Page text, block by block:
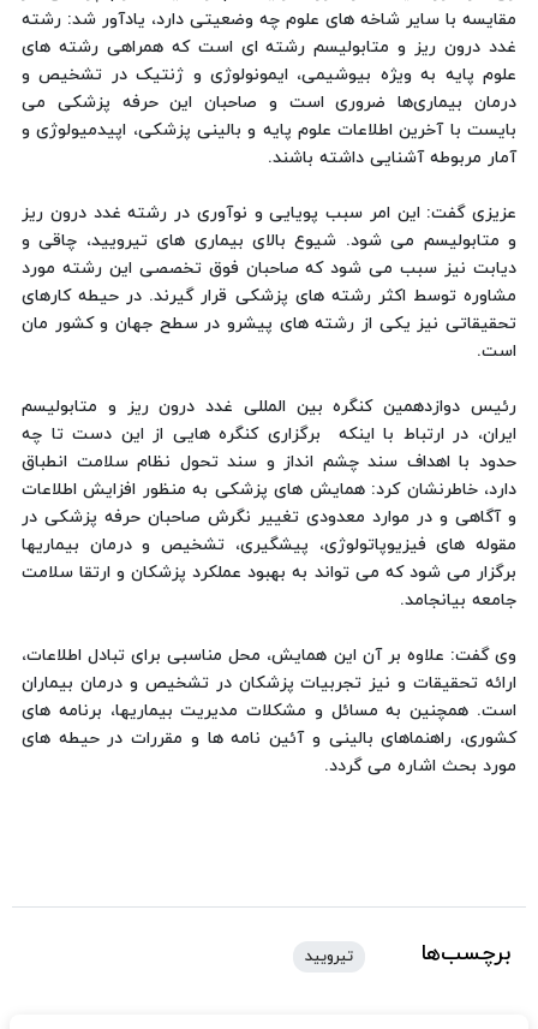
مقایسه با سایر شاخه های علوم چه وضعیتی دارد، یادآور شد: رشته
غدد درون ریز و متابولیسم رشته ای است که همراهی رشته های
علوم پایه به ویژه بیوشیمی، ایمونولوژی و ژنتیک در تشخیص و
درمان بیماری‌ها ضروری است و صاحبان این حرفه پزشکی می
بایست با آخرین اطلاعات علوم پایه و بالینی پزشکی، اپیدمیولوژی و
آمار مربوطه آشنایی داشته باشند.
عزیزی گفت: این امر سبب پویایی و نوآوری در رشته غدد درون ریز
و متابولیسم می شود. شیوع بالای بیماری های تیرویید، چاقی و
دیابت نیز سبب می شود که صاحبان فوق تخصصی این رشته مورد
مشاوره توسط اکثر رشته های پزشکی قرار گیرند. در حیطه کارهای
تحقیقاتی نیز یکی از رشته های پیشرو در سطح جهان و کشور مان
است.
رئیس دوازدهمین کنگره بین المللی غدد درون ریز و متابولیسم
ایران، در ارتباط با اینکه برگزاری کنگره هایی از این دست تا چه
حدود با اهداف سند چشم انداز و سند تحول نظام سلامت انطباق
دارد، خاطرنشان کرد: همایش های پزشکی به منظور افزایش اطلاعات
و آگاهی و در موارد معدودی تغییر نگرش صاحبان حرفه پزشکی در
مقوله های فیزیوپاتولوژی، پیشگیری، تشخیص و درمان بیماریها
برگزار می شود که می تواند به بهبود عملکرد پزشکان و ارتقا سلامت
جامعه بیانجامد.
وی گفت: علاوه بر آن این همایش، محل مناسبی برای تبادل اطلاعات،
ارائه تحقیقات و نیز تجربیات پزشکان در تشخیص و درمان بیماران
است. همچنین به مسائل و مشکلات مدیریت بیماریها، برنامه های
کشوری، راهنماهای بالینی و آئین نامه ها و مقررات در حیطه های
مورد بحث اشاره می گردد.
برچسب‌ها تیرویید